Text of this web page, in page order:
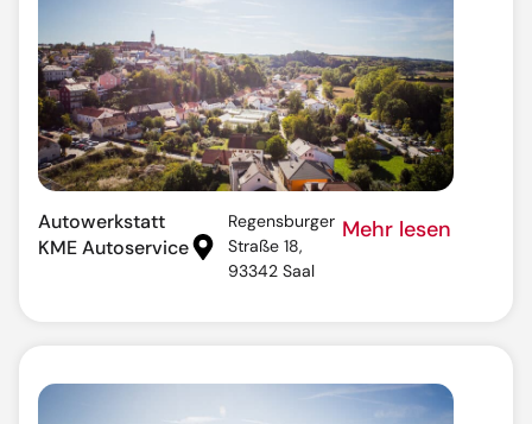
Autowerkstatt
KME Autoservice
Regensburger
Straße 18,
93342 Saal
Mehr lesen